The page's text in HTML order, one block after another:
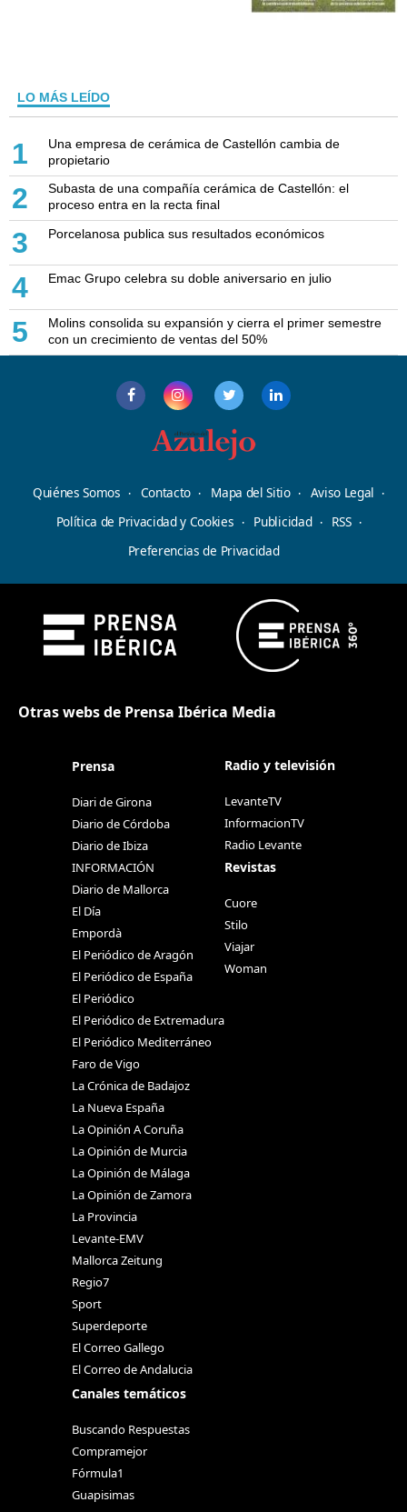
LO MÁS LEÍDO
1
Una empresa de cerámica de Castellón cambia de
propietario
2
Subasta de una compañía cerámica de Castellón: el
proceso entra en la recta final
3 Porcelanosa publica sus resultados económicos
4 Emac Grupo celebra su doble aniversario en julio
5
Molins consolida su expansión y cierra el primer semestre
con un crecimiento de ventas del 50%
Quiénes Somos Contacto Mapa del Sitio
Aviso Legal
Política de Privacidad y Cookies
Publicidad
RSS
Preferencias de Privacidad
Otras webs de Prensa Ibérica Media
Prensa
Diari de Girona
Diario de Córdoba
Diario de Ibiza
INFORMACIÓN
Diario de Mallorca
El Día
Empordà
El Periódico de Aragón
El Periódico de España
El Periódico
El Periódico de Extremadura
El Periódico Mediterráneo
Faro de Vigo
La Crónica de Badajoz
La Nueva España
La Opinión A Coruña
La Opinión de Murcia
La Opinión de Málaga
La Opinión de Zamora
La Provincia
Levante-EMV
Mallorca Zeitung
Regio7
Sport
Superdeporte
El Correo Gallego
El Correo de Andalucia
Canales temáticos
Buscando Respuestas
Compramejor
Fórmula1
Guapisimas
Radio y televisión
LevanteTV
InformacionTV
Radio Levante
Revistas
Cuore
Stilo
Viajar
Woman